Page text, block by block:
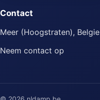
Contact
Meer (Hoogstraten), Belgie
Neem contact op